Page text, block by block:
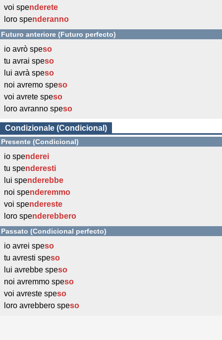
voi spenderete
loro spenderanno
Futuro anteriore (Futuro perfecto)
io avrò speso
tu avrai speso
lui avrà speso
noi avremo speso
voi avrete speso
loro avranno speso
Condizionale (Condicional)
Presente (Condicional)
io spenderei
tu spenderesti
lui spenderebbe
noi spenderemmo
voi spendereste
loro spenderebbero
Passato (Condicional perfecto)
io avrei speso
tu avresti speso
lui avrebbe speso
noi avremmo speso
voi avreste speso
loro avrebbero speso